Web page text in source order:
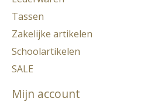
Tassen
Zakelijke artikelen
Schoolartikelen
SALE
Mijn account